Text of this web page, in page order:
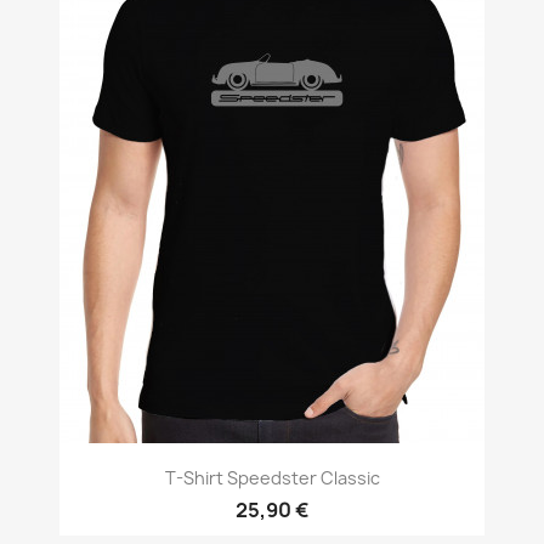
T-Shirt Speedster Classic
25,90 €